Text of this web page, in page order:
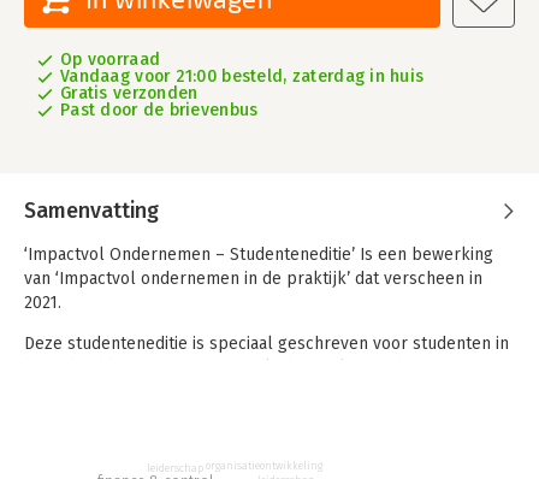
Op voorraad
Vandaag voor 21:00 besteld, zaterdag in huis
Gratis verzonden
Past door de brievenbus
Samenvatting
‘Impactvol Ondernemen – Studenteneditie’ Is een bewerking
van ‘Impactvol ondernemen in de praktijk’ dat verscheen in
2021.
Deze studenteneditie is speciaal geschreven voor studenten in
en aansluiten bij moderne onderwijsmethoden.
leiderschap organisatieontwikkeling